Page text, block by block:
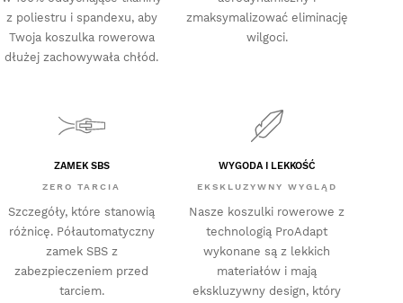
z poliestru i spandexu, aby
Twoja koszulka rowerowa
dłużej zachowywała chłód.
zmaksymalizować eliminację
wilgoci.
ZAMEK SBS
ZERO TARCIA
Szczegóły, które stanowią
różnicę. Półautomatyczny
zamek SBS z
zabezpieczeniem przed
tarciem.
WYGODA I LEKKOŚĆ
EKSKLUZYWNY WYGLĄD
Nasze koszulki rowerowe z
technologią ProAdapt
wykonane są z lekkich
materiałów i mają
ekskluzywny design, który